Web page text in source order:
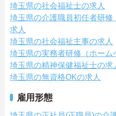
埼玉県の社会福祉士の求人
埼玉県の介護職員初任者研
求人
埼玉県の社会福祉主事の求人
埼玉県の実務者研修（ホーム
埼玉県の精神保健福祉士の求
埼玉県の無資格OKの求人
雇用形態